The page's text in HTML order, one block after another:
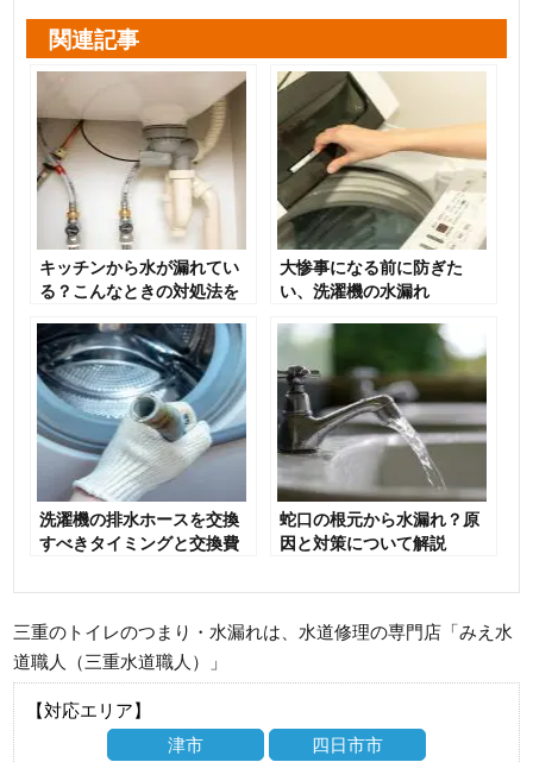
関連記事
キッチンから水が漏れてい
る？こんなときの対処法を
大惨事になる前に防ぎた
い、洗濯機の水漏れ
洗濯機の排水ホースを交換
すべきタイミングと交換費
蛇口の根元から水漏れ？原
因と対策について解説
三重のトイレのつまり・水漏れは、水道修理の専門店「みえ水
道職人（三重水道職人）」
【対応エリア】
津市
四日市市